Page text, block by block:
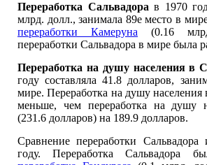
Переработка Сальвадора в 1970
млрд. долл., занимала 89е место в
переработки Камеруна (0.16
переработки Сальвадора в мире была
Переработка на душу населения в
году составляла 41.8 долларов,
мире. Переработка на душу населения
меньше, чем переработка на душу
(231.6 долларов) на 189.9 долларов.
Сравнение переработки
году. Переработка Сальвадора